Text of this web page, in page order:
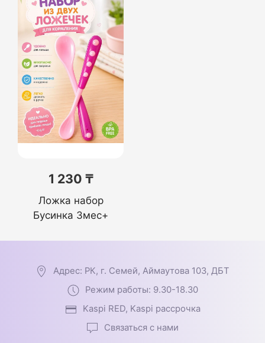
1 230 ₸
Ложка набор
Бусинка 3мес+
Адрес: РК, г. Семей, Аймаутова 103, ДБТ
Режим работы: 9.30-18.30
Kaspi RED, Kaspi рассрочка
Связаться с нами